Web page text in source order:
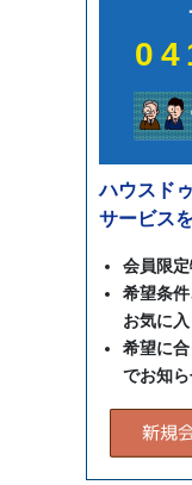
ハウスド
サービス
会員限
希望条件
お気に
希望に
でお知ら